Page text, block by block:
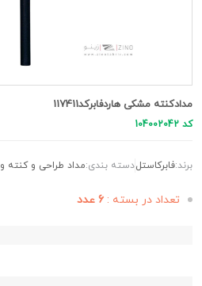
مدادکنته مشکی هاردفابرکد117411
کد 104002042
برند:فابرکاستلدسته بندی:مداد طراحی و کنته
تعداد در بسته : 6 عدد